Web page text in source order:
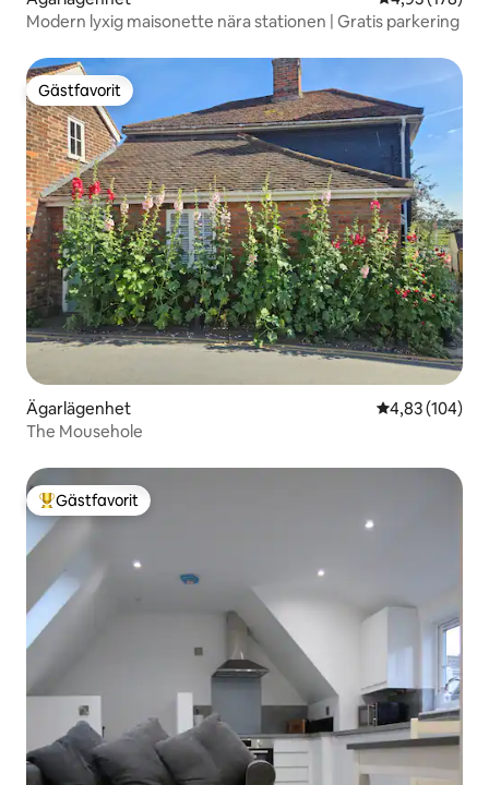
Modern lyxig maisonette nära stationen | Gratis parkering
Gästfavorit
Gästfavorit
Ägarlägenhet 4,83 av 5 i
4,83 (104)
The Mousehole
Populär gästfavorit
Gästfavorit